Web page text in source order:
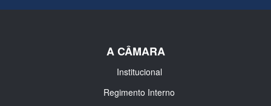
A CÂMARA
Institucional
Regimento Interno